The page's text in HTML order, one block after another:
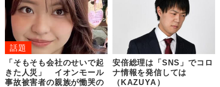
話題
「そもそも会社のせいで起
きた人災」 イオンモール
事故被害者の親族が慟哭の
安倍総理は「SNS」でコロ
ナ情報を発信しては
（KAZUYA）